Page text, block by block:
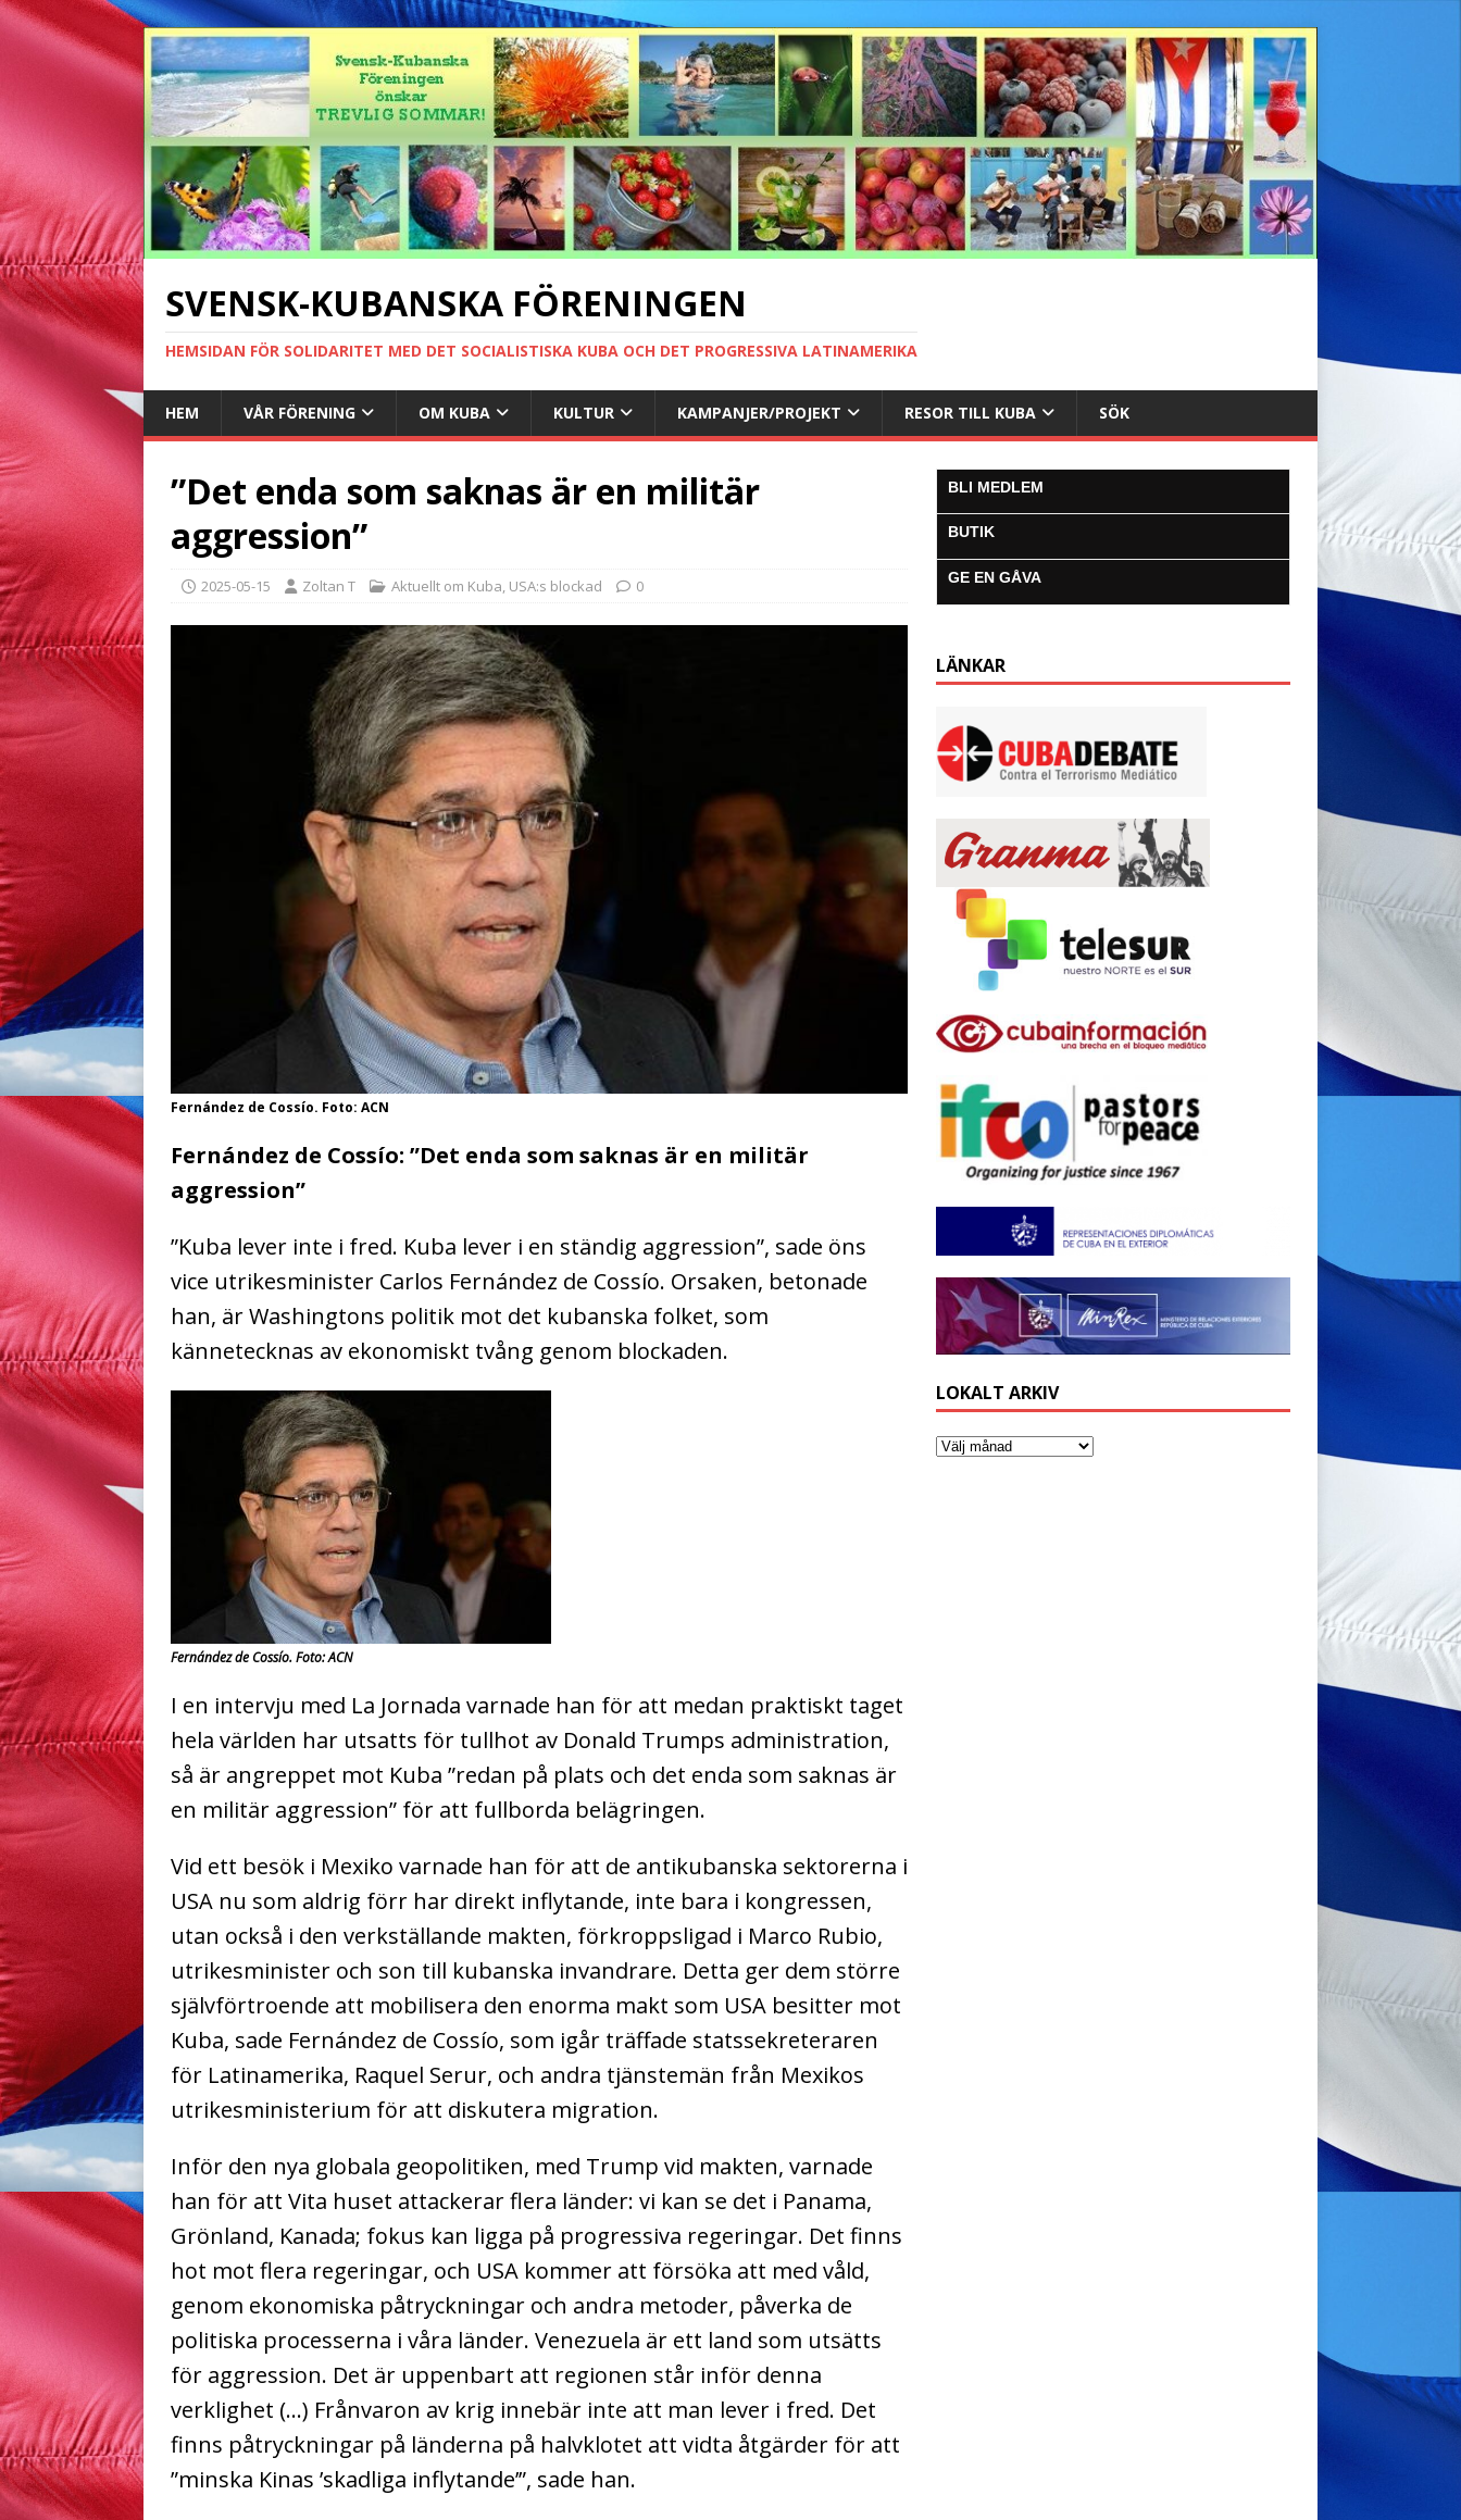
SVENSK-KUBANSKA FÖRENINGEN
HEMSIDAN FÖR SOLIDARITET MED DET SOCIALISTISKA KUBA OCH DET PROGRESSIVA LATINAMERIKA
HEM VÅR FÖRENING OM KUBA KULTUR KAMPANJER/PROJEKT RESOR TILL KUBA SÖK
”Det enda som saknas är en militär
aggression”
2025-05-15 Zoltan T Aktuellt om Kuba, USA:s blockad 0
Fernández de Cossío. Foto: ACN
Fernández de Cossío: ”Det enda som saknas är en militär
aggression”
”Kuba lever inte i fred. Kuba lever i en ständig aggression”, sade öns
vice utrikesminister Carlos Fernández de Cossío. Orsaken, betonade
han, är Washingtons politik mot det kubanska folket, som
kännetecknas av ekonomiskt tvång genom blockaden.
Fernández de Cossío. Foto: ACN
I en intervju med La Jornada varnade han för att medan praktiskt taget
hela världen har utsatts för tullhot av Donald Trumps administration,
så är angreppet mot Kuba ”redan på plats och det enda som saknas är
en militär aggression” för att fullborda belägringen.
Vid ett besök i Mexiko varnade han för att de antikubanska sektorerna i
USA nu som aldrig förr har direkt inflytande, inte bara i kongressen,
utan också i den verkställande makten, förkroppsligad i Marco Rubio,
utrikesminister och son till kubanska invandrare. Detta ger dem större
självförtroende att mobilisera den enorma makt som USA besitter mot
Kuba, sade Fernández de Cossío, som igår träffade statssekreteraren
för Latinamerika, Raquel Serur, och andra tjänstemän från Mexikos
utrikesministerium för att diskutera migration.
Inför den nya globala geopolitiken, med Trump vid makten, varnade
han för att Vita huset attackerar flera länder: vi kan se det i Panama,
Grönland, Kanada; fokus kan ligga på progressiva regeringar. Det finns
hot mot flera regeringar, och USA kommer att försöka att med våld,
genom ekonomiska påtryckningar och andra metoder, påverka de
politiska processerna i våra länder. Venezuela är ett land som utsätts
för aggression. Det är uppenbart att regionen står inför denna
verklighet (…) Frånvaron av krig innebär inte att man lever i fred. Det
finns påtryckningar på länderna på halvklotet att vidta åtgärder för att
”minska Kinas ’skadliga inflytande’”, sade han.
BLI MEDLEM
BUTIK
GE EN GÅVA
LÄNKAR
LOKALT ARKIV